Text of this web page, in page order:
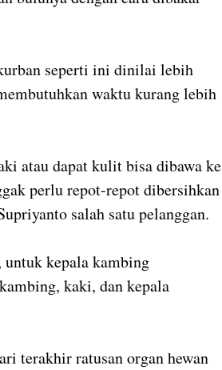
seperti ini dinilai lebih
waktu kurang lebih
atau dapat kulit bisa dibawa ke
perlu repot-repot dibersihkan
salah satu pelanggan.
untuk kepala kambing
kaki, dan kepala
terakhir ratusan organ hewan